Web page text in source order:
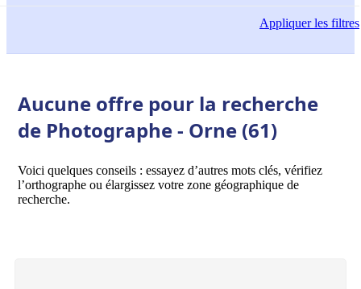
Appliquerles filtres
Aucune offre pour la recherche
de Photographe - Orne (61)
Voici quelques conseils : essayez d’autres mots clés, vérifiez
l’orthographe ou élargissez votre zone géographique de
recherche.